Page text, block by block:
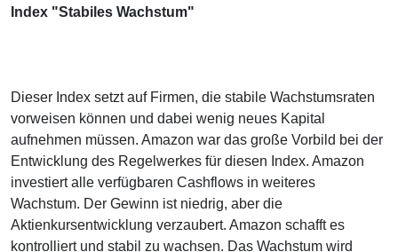
Index "Stabiles Wachstum"
Dieser Index setzt auf Firmen, die stabile Wachstumsraten
vorweisen können und dabei wenig neues Kapital
aufnehmen müssen. Amazon war das große Vorbild bei der
Entwicklung des Regelwerkes für diesen Index. Amazon
investiert alle verfügbaren Cashflows in weiteres
Wachstum. Der Gewinn ist niedrig, aber die
Aktienkursentwicklung verzaubert. Amazon schafft es
kontrolliert und stabil zu wachsen. Das Wachstum wird